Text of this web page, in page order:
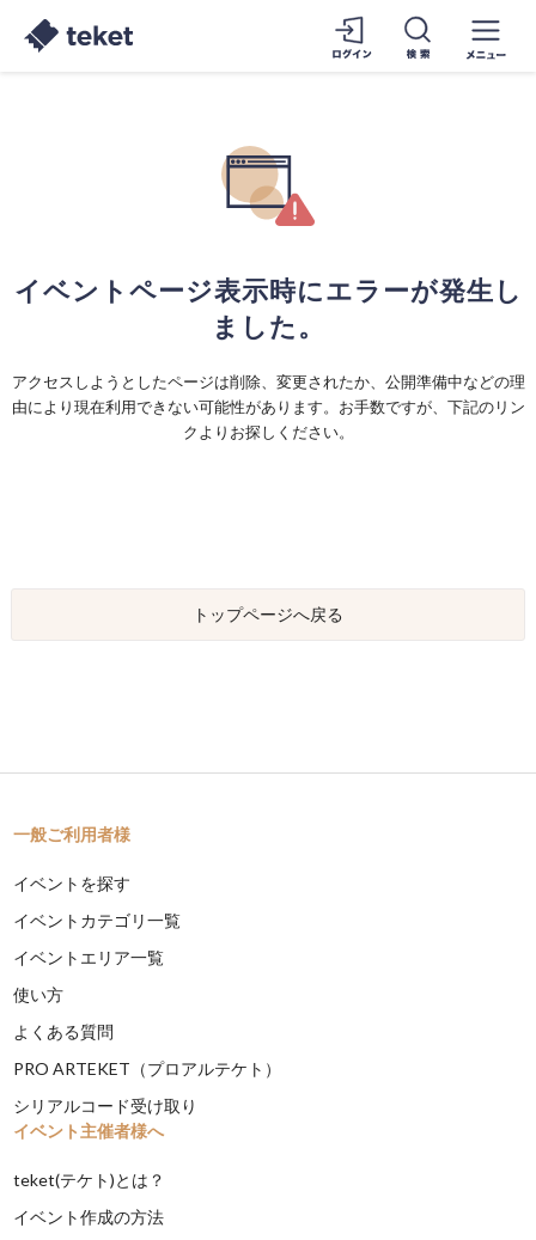
イベントページ表示時にエラーが発生し
ました。
アクセスしようとしたページは削除、変更されたか、公開準備中などの理
由により現在利用できない可能性があります。お手数ですが、下記のリン
クよりお探しください。
トップページへ戻る
一般ご利用者様
イベントを探す
イベントカテゴリ一覧
イベントエリア一覧
使い方
よくある質問
PRO ARTEKET（プロアルテケト）
シリアルコード受け取り
イベント主催者様へ
teket(テケト)とは？
イベント作成の方法